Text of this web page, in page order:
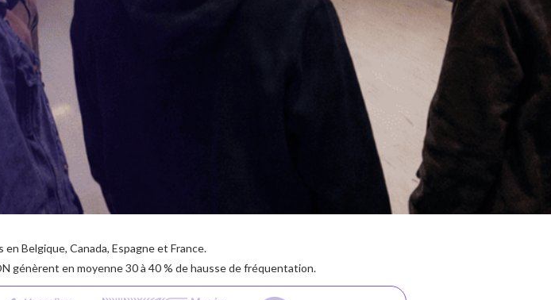
Belgique, Canada, Espagne et France.
génèrent en moyenne 30 à 40 % de hausse de fréquentation.